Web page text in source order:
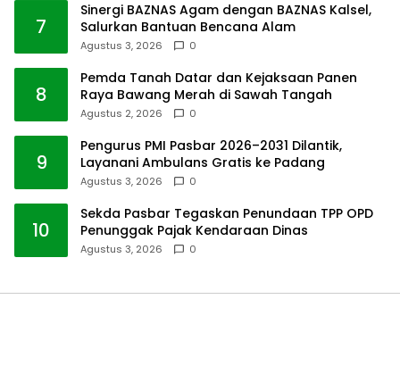
7
Sinergi BAZNAS Agam dengan BAZNAS Kalsel,
Salurkan Bantuan Bencana Alam
Agustus 3, 2026 0
8
Pemda Tanah Datar dan Kejaksaan Panen
Raya Bawang Merah di Sawah Tangah
Agustus 2, 2026 0
9
Pengurus PMI Pasbar 2026–2031 Dilantik,
Layanani Ambulans Gratis ke Padang
Agustus 3, 2026 0
10
Sekda Pasbar Tegaskan Penundaan TPP OPD
Penunggak Pajak Kendaraan Dinas
Agustus 3, 2026 0